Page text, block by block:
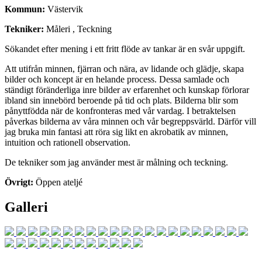
Kommun: Västervik
Tekniker: Måleri , Teckning
Sökandet efter mening i ett fritt flöde av tankar är en svår uppgift.
Att utifrån minnen, fjärran och nära, av lidande och glädje, skapa
bilder och koncept är en helande process. Dessa samlade och
ständigt föränderliga inre bilder av erfarenhet och kunskap förlorar
ibland sin innebörd beroende på tid och plats. Bilderna blir som
pånyttfödda när de konfronteras med vår vardag. I betraktelsen
påverkas bilderna av våra minnen och vår begreppsvärld. Därför vill
jag bruka min fantasi att röra sig likt en akrobatik av minnen,
intuition och rationell observation.
De tekniker som jag använder mest är målning och teckning.
Övrigt: Öppen ateljé
Galleri